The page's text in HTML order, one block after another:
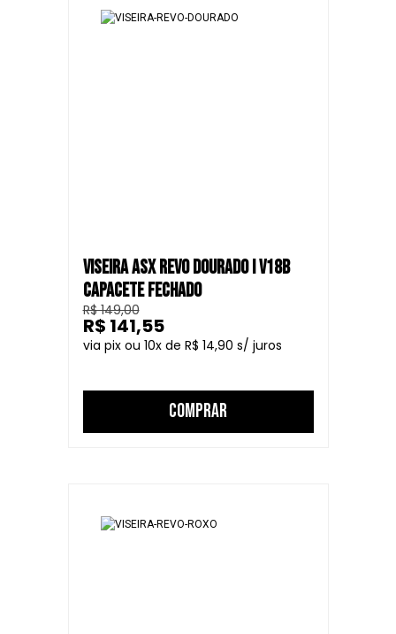
VISEIRA ASX REVO DOURADO I V18B
CAPACETE FECHADO
R$ 149,00
10
R$ 14,90
R$ 141,55
COMPRAR